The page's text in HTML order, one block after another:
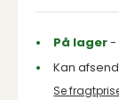
På lager-
Kan
Se